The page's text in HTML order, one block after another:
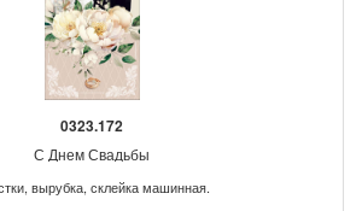
0323.172
С Днем Свадьбы
вырубка, склейка машинная.